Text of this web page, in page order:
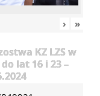
› »
KZ LZS w
lat 16 i 23 –